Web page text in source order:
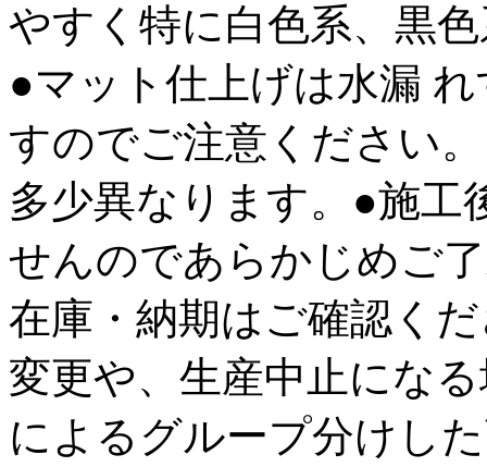
やすく特に白色系、黒
●マット仕上げは水漏
すのでご注意ください
多少異なります。●施工
せんのであらかじめご
在庫・納期はご確認く
変更や、生産中止にな
によるグループ分けし